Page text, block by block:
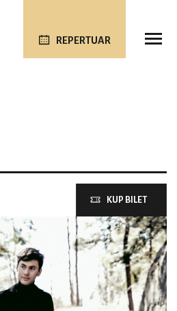
REPERTUAR
KUP BILET